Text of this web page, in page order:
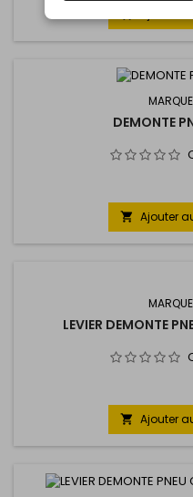
DEMONTE
 Ajouter
LEVIER DEMONTE
 Ajouter